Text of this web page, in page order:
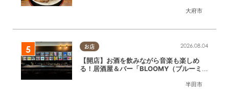
大府市
お店
半田市
2026.08.04
【開店】お酒を飲みながら音楽も楽しめ
る！居酒屋＆バー「BLOOMY（ブルーミ